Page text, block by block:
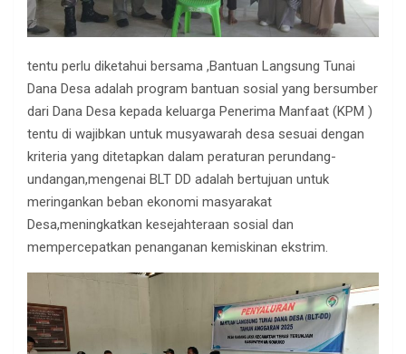
tentu perlu diketahui bersama ,Bantuan Langsung Tunai
Dana Desa adalah program bantuan sosial yang bersumber
dari Dana Desa kepada keluarga Penerima Manfaat (KPM )
tentu di wajibkan untuk musyawarah desa sesuai dengan
kriteria yang ditetapkan dalam peraturan perundang-
undangan,mengenai BLT DD adalah bertujuan untuk
meringankan beban ekonomi masyarakat
Desa,meningkatkan kesejahteraan sosial dan
mempercepatkan penanganan kemiskinan ekstrim.